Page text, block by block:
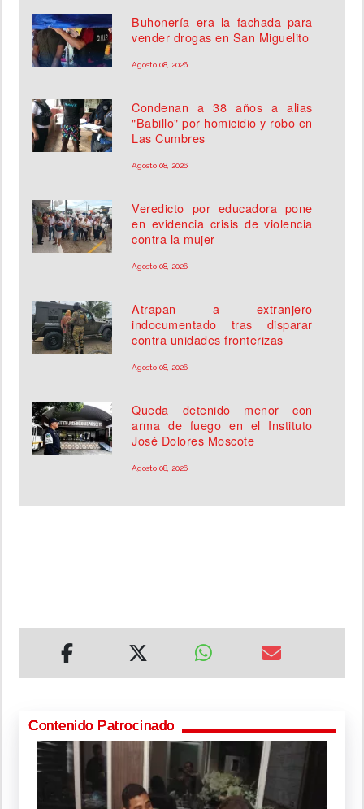
Buhonería era la fachada para
vender drogas en San Miguelito
Agosto 08, 2026
Condenan a 38 años a alias
"Babillo" por homicidio y robo en
Las Cumbres
Agosto 08, 2026
Veredicto por educadora pone
en evidencia crisis de violencia
contra la mujer
Agosto 08, 2026
Atrapan a extranjero
indocumentado tras disparar
contra unidades fronterizas
Agosto 08, 2026
Queda detenido menor con
arma de fuego en el Instituto
José Dolores Moscote
Agosto 08, 2026
Contenido Patrocinado